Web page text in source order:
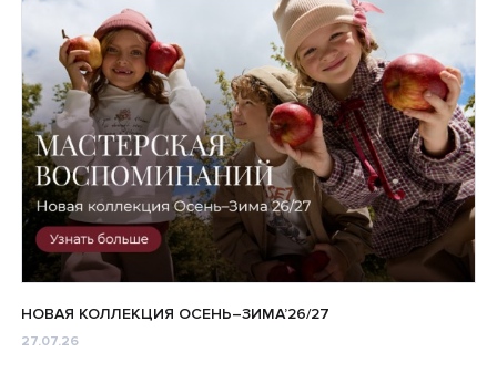
27.07.26
НОВАЯ КОЛЛЕКЦИЯ ОСЕНЬ–ЗИМА’26/27